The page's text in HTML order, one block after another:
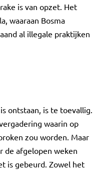
is van opzet. Het
waaraan Bosma
al illegale praktijken
ontstaan, is te toevallig.
waarin op
zou worden. Maar
de afgelopen weken
is gebeurd. Zowel het